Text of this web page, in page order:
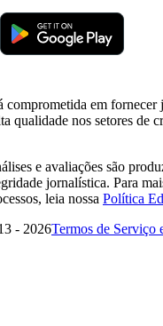
comprometida em fornecer
qualidade nos setores de
e avaliações são
jornalística. Para
leia nossa Política
- 2026Termos de Serviço